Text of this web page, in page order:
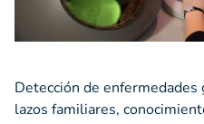
Detección de
lazos familiares,